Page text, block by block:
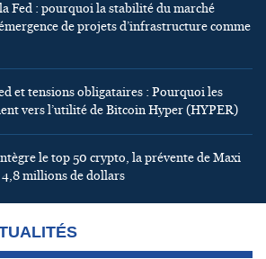
Fed : pourquoi la stabilité du marché
de projets d’infrastructure comme
et tensions obligataires : Pourquoi les
vers l’utilité de Bitcoin Hyper (HYPER)
le top 50 crypto, la prévente de Maxi
millions de dollars